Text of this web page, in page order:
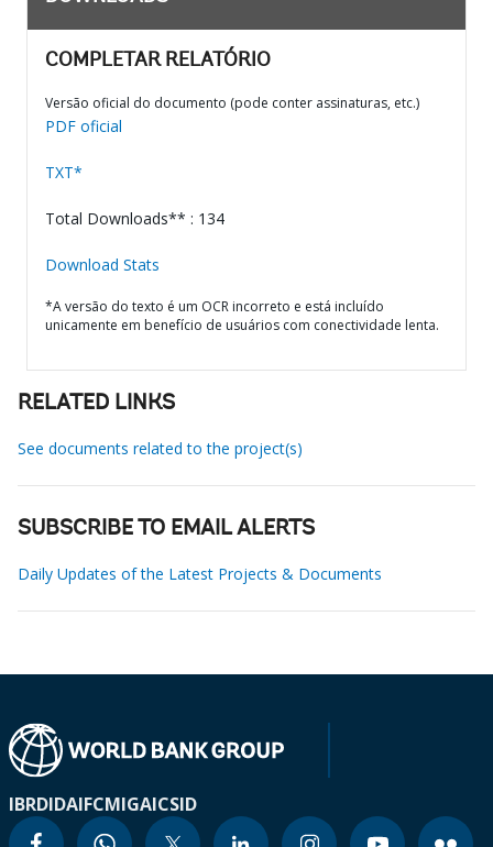
COMPLETAR RELATÓRIO
Versão oficial do documento (pode conter assinaturas, etc.)
PDF oficial
TXT*
Total Downloads** : 134
Download Stats
*A versão do texto é um OCR incorreto e está incluído
unicamente em benefício de usuários com conectividade lenta.
RELATED LINKS
See documents related to the project(s)
SUBSCRIBE TO EMAIL ALERTS
Daily Updates of the Latest Projects & Documents
IBRDIDAIFCMIGAICSID